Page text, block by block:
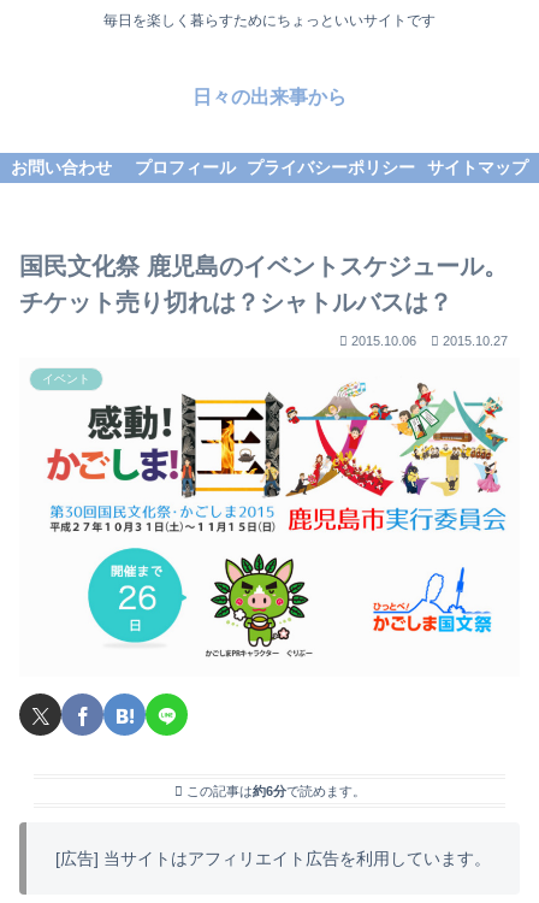
毎日を楽しく暮らすためにちょっといいサイトです
日々の出来事から
お問い合わせ プロフィール プライバシーポリシー サイトマップ
国民文化祭 鹿児島のイベントスケジュール。
チケット売り切れは？シャトルバスは？
2015.10.06 2015.10.27
イベント
この記事は約6分で読めます。
[広告] 当サイトはアフィリエイト広告を利用しています。